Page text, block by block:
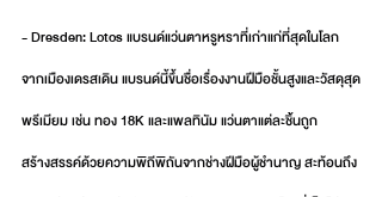
- Dresden: Lotos แบรนด์แว่นตาหรูหราที่เก่าแก่ที่สุดในโลก
จากเมืองเดรสเดิน แบรนด์นี้ขึ้นชื่อเรื่องงานฝีมือชั้นสูงและวัสดุสุด
พรีเมียม เช่น ทอง 18K และแพลทินัม แว่นตาแต่ละชิ้นถูก
สร้างสรรค์ด้วยความพิถีพิถันจากช่างฝีมือผู้ชำนาญ สะท้อนถึง